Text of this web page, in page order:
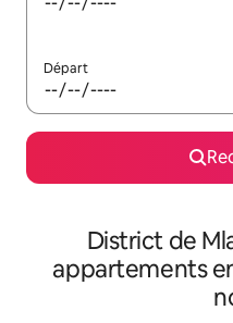
Départ
District de
appartements